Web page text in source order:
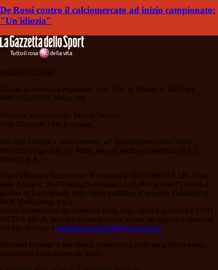
De Rossi contro il calciomercato ad inizio campionato:
"Un'idiozia"
Milanisti Channel
Testata giornalistica registrata - Aut. Trib. di Milano n. 6415 del
6/06/2024 DDD Media Srls
Direttore Responsabile: Marco Torretta
Vice Direttore: Max Bambara.
Sito non ufficiale e non connesso all' associazione calcio Milan.
Marchio e logo dell' AC Milan sono di esclusiva proprietà di A.C.
Milan S.p.A.
Il sito MilanistiChannel.com di titolarità di DDD MEDIA SRLS via
delle Risaie 3, 20079 Basiglio (Milano), C.F./P.IVA 10837110963, è
partner de La Gazzetta dello Sport e affiliato al network Gazzanet di
RCS Mediagroup S.p.a..
Unico responsabile dei contenuti (testi, foto, video e grafiche) è DDD
MEDIA SRLS; per ogni comunicazione avente ad oggetto i contenuti
del Sito scrivere a milanistichannel1899@gmail.com
Milanisti Channel è una testata giornalistica dedicata a Milan news,
formazioni e calciomercato Milan